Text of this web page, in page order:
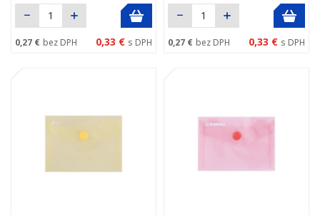
0,27 € bez DPH 0,33 € s DPH 0,27 € bez DPH 0,33 € s DPH